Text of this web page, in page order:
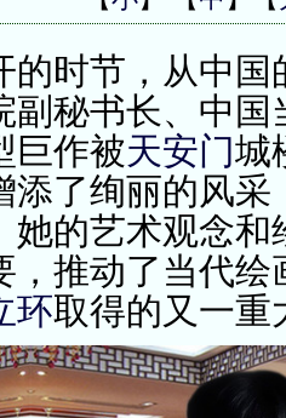
时节，从中国
副秘书长、中国
巨作被天安门城
添了绚丽的风
她的艺术观念
，推动了当代绘
环取得的又一重